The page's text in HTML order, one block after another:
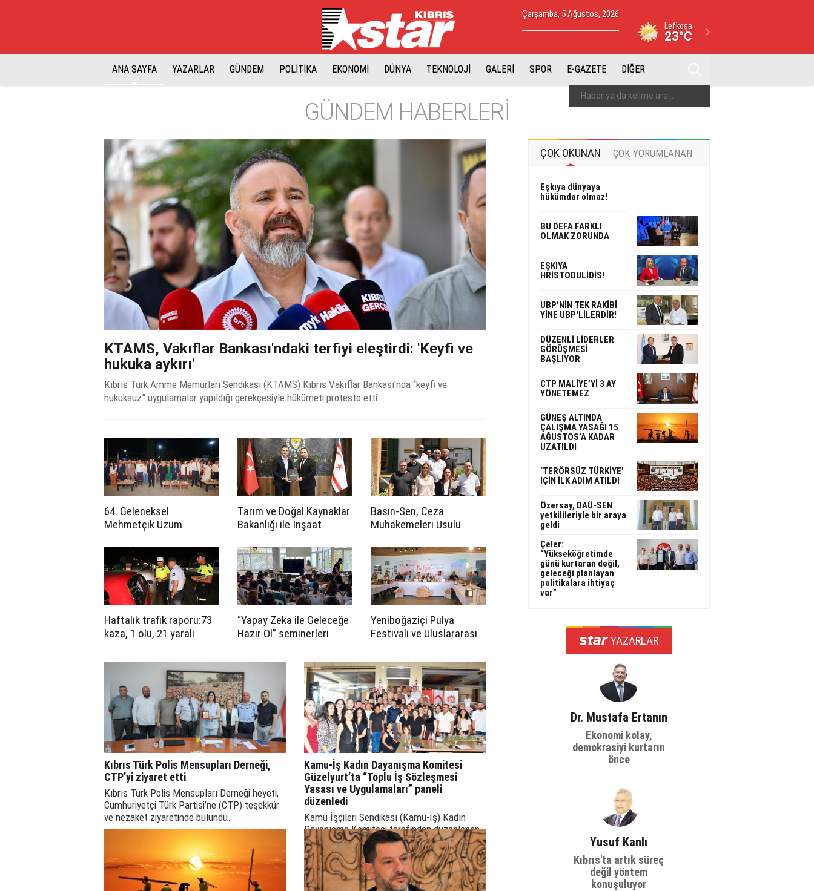
Çarşamba, 5 Ağustos, 2026
Lefkoşa
23°C
ANA SAYFA YAZARLAR GÜNDEM POLİTİKA EKONOMİ DÜNYA TEKNOLOJİ GALERİ SPOR E-GAZETE DİĞER
GÜNDEM HABERLERİ
KTAMS, Vakıflar Bankası'ndaki terfiyi eleştirdi: 'Keyfi ve
hukuka aykırı'
Kıbrıs Türk Amme Memurları Sendikası (KTAMS) Kıbrıs Vakıflar Bankası'nda “keyfi ve
hukuksuz” uygulamalar yapıldığı gerekçesiyle hükümeti protesto etti.
64. Geleneksel
Mehmetçik Üzüm
Tarım ve Doğal Kaynaklar
Bakanlığı ile İnşaat
arasında iş birliği
protokolü imzalandı
Basın-Sen, Ceza
Muhakemeleri Usulü
maddesinin iptali için
Anayasa Mahkemesi’ne
başvurdu
Haftalık trafik raporu:73
kaza, 1 ölü, 21 yaralı
“Yapay Zeka ile Geleceğe
Hazır Ol” seminerleri
Yeniboğaziçi Pulya
Festivali ve Uluslararası
Ağustos'ta başlayacak
Kıbrıs Türk Polis Mensupları Derneği,
CTP’yi ziyaret etti
Kıbrıs Türk Polis Mensupları Derneği heyeti,
Cumhuriyetçi Türk Partisi’ne (CTP) teşekkür
ve nezaket ziyaretinde bulundu.
Kamu-İş Kadın Dayanışma Komitesi
Güzelyurt’ta “Toplu İş Sözleşmesi
Yasası ve Uygulamaları” paneli
düzenledi
Kamu İşçileri Sendikası (Kamu-İş) Kadın
Dayanışma Komitesi tarafından düzenlenen
“Toplu İş Sözleşmesi Yasası ve
Uygulamaları” panelinin üçüncüsü
Güzelyurt’ta düzenlendi.
ÇOK OKUNAN ÇOK YORUMLANAN
Eşkıya dünyaya
hükümdar olmaz!
BU DEFA FARKLI
OLMAK ZORUNDA
EŞKIYA
HRİSTODULİDİS!
UBP'NİN TEK RAKİBİ
YİNE UBP'LİLERDİR!
DÜZENLİ LİDERLER
GÖRÜŞMESİ
BAŞLIYOR
CTP MALİYE’Yİ 3 AY
YÖNETEMEZ
GÜNEŞ ALTINDA
ÇALIŞMA YASAĞI 15
AĞUSTOS’A KADAR
UZATILDI
‘TERÖRSÜZ TÜRKİYE’
İÇİN İLK ADIM ATILDI
Özersay, DAÜ-SEN
yetkilileriyle bir araya
geldi
Çeler:
“Yükseköğretimde
günü kurtaran değil,
geleceği planlayan
politikalara ihtiyaç
var”
YAZARLAR
Dr. Mustafa Ertanın
Ekonomi kolay,
demokrasiyi kurtarın
önce
Yusuf Kanlı
Kıbrıs'ta artık süreç
değil yöntem
konuşuluyor